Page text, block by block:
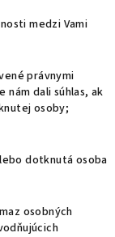
medzi Vami
právnymi
dali súhlas, ak
osoby;
dotknutá osoba
osobných